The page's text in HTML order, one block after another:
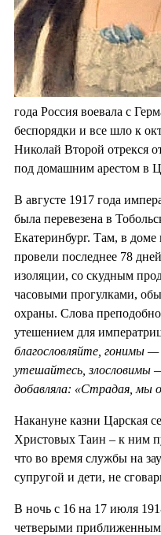
года Россия воевала с
беспорядки и все шло к
Николай Второй отрекся
под домашним арестом в
В августе 1917 года
была перевезена в
Екатеринбург. Там, в
провели последнее 78
изоляции, со скудным
часовыми прогулками,
охраны. Слова
утешением для
благословляйте, гонимы
утешайтесь, злословимы
добавляла: «Страдая, мы
Накануне казни Царская
Христовых Таин – к ним
что во время службы на
супругой и дети, не
В ночь с 16 на 17 июля
четверыми